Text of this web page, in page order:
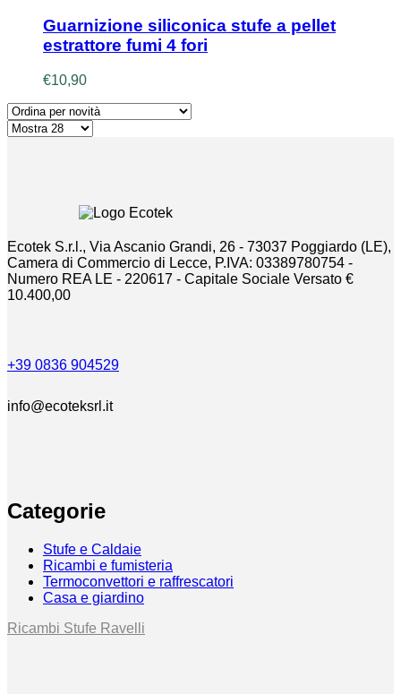
Guarnizione siliconica stufe a pellet
estrattore fumi 4 fori
€10,90
Ecotek S.r.l., Via Ascanio Grandi, 26 - 73037 Poggiardo (LE),
Camera di Commercio di Lecce, P.IVA: 03389780754 -
Numero REA LE - 220617 - Capitale Sociale Versato €
10.400,00
+39 0836 904529
info@ecoteksrl.it
Categorie
Stufe e Caldaie
Ricambi e fumisteria
Termoconvettori e raffrescatori
Casa e giardino
Ricambi Stufe Ravelli